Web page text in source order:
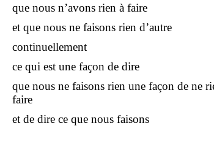
que nous n’avons rien à faire
et que nous ne faisons rien d’autre
continuellement
ce qui est une façon de dire
que nous ne faisons rien une façon de ne
faire
et de dire ce que nous faisons